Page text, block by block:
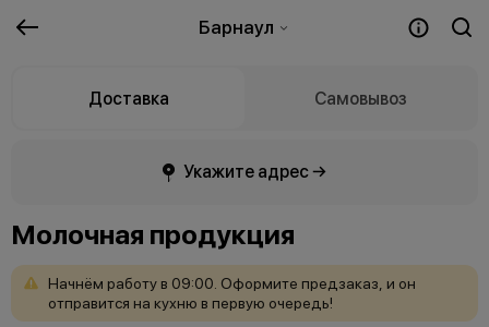
Барнаул
Доставка Самовывоз
Укажите адрес →
Молочная продукция
Начнём работу в 09:00. Оформите предзаказ, и он
отправится на кухню в первую очередь!